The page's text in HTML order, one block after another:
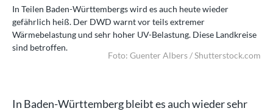
In Teilen Baden-Württembergs wird es auch heute wieder
gefährlich heiß. Der DWD warnt vor teils extremer
Wärmebelastung und sehr hoher UV-Belastung. Diese Landkreise
sind betroffen.
Foto: Guenter Albers / Shutterstock.com
In Baden-Württemberg bleibt es auch wieder sehr